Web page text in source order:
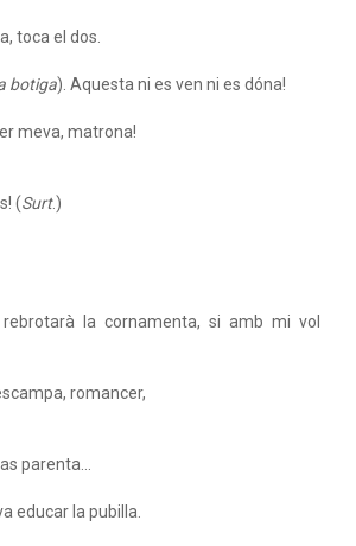
toca el dos.
botiga). Aquesta ni es ven ni es dóna!
meva, matrona!
(Surt.)
rebrotarà la cornamenta, si amb mi vol
romancer,
parenta...
educar la pubilla.